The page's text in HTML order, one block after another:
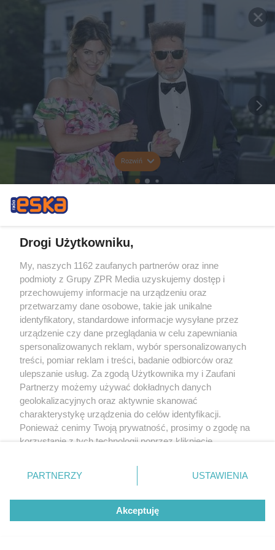
Rozwiń
Drogi Użytkowniku,
My, naszych 1162 zaufanych partnerów oraz inne
podmioty z Grupy ZPR Media uzyskujemy dostęp i
przechowujemy informacje na urządzeniu oraz
przetwarzamy dane osobowe, takie jak unikalne
identyfikatory, standardowe informacje wysyłane przez
urządzenie czy dane przeglądania w celu zapewniania
spersonalizowanych reklam, wybór spersonalizowanych
treści, pomiar reklam i treści, badanie odbiorców oraz
ulepszanie usług. Za zgodą Użytkownika my i Zaufani
Partnerzy możemy używać dokładnych danych
geolokalizacyjnych oraz aktywnie skanować
charakterystykę urządzenia do celów identyfikacji.
Ponieważ cenimy Twoją prywatność, prosimy o zgodę na
korzystanie z tych technologii poprzez kliknięcie
zmienić/wycofać klikając przycisk ustawień prywatności
znajdujący się w lewym dolnym rogu strony
rodzaje przetwarzania danych nie wymagają zgody
użytkownika, ale masz prawo sprzeciwić się takiemu
przetwarzaniu. Preferencje będą miały zastosowanie tylko
PARTNERZY USTAWIENIA
Akceptuję